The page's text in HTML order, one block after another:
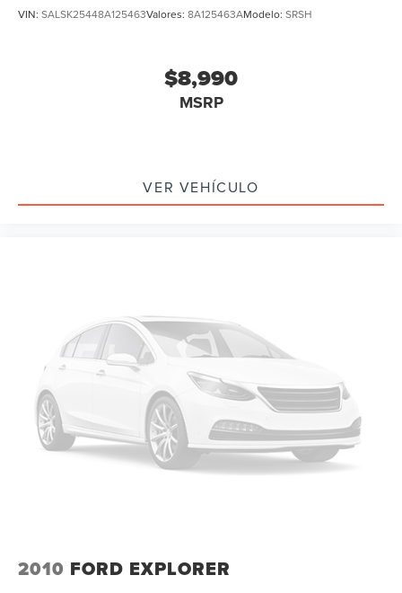
VIN: SALSK25448A125463Valores: 8A125463AModelo: SRSH
$8,990
MSRP
VER VEHÍCULO
2010 FORD EXPLORER